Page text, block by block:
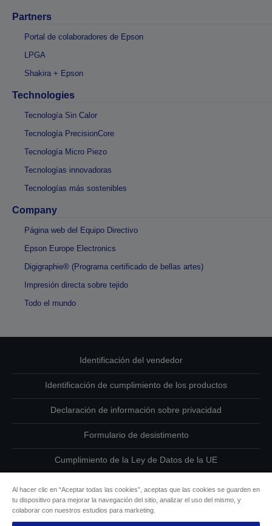
Partners
Portal de colaboradores de Epson
LPGA
Shakira + Epson
Technologies
Tecnología Sin Calor
Tecnología PrecisionCore
Tecnología Micro Piezo
Tecnologías innovadoras
Tecnologías más sostenibles
Company
Página web del Equipo Directivo
Epson Europe Electronics
Digigraphie® (Programa certificado de bellas artes)
Impresión directa sobre tejido
Todo el mundo
Identificación del vendedor
Identificación de cumplimiento de los productos
Declaración de información sobre privacidad
Formulario de desistimento
Cumplimiento de la Ley de Datos de la UE
Información sobre cookies
Al hacer clic en “Aceptar todas las cookies”, aceptas que las cookies se guarden en
tu dispositivo para mejorar la navegación del sitio, analizar el uso del mismo, y
colaborar con nuestros estudios para marketing.